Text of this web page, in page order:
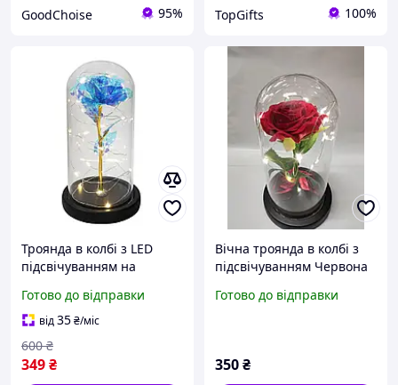
GoodChoise 95% TopGifts 100%
Троянда в колбі з LED
підсвічуванням на
декоративна троянда, 3D
нічник троянда,
подарунок, синя
Готово до відправки
від35₴/міс
349₴
600 ₴
Вічна троянда в колбі з
підсвічуванням Червона
Готово до відправки
350₴